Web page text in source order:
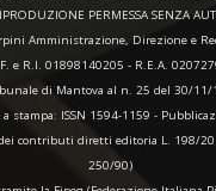
PERMESSA SENZA
Amministrazione, Direzione e
e R.I. 01898140205 - R.E.A.
di Mantova al n. 25 del 30/11/
stampa: ISSN 1594-1159 -
contributi diretti editoria L. 198/
250/90)